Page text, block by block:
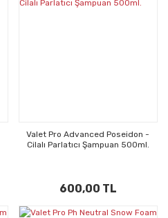
Valet Pro Advanced Poseidon -
Cilalı Parlatıcı Şampuan 500ml.
600,00 TL